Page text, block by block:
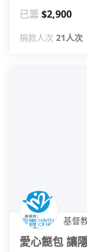
已籌 $2,900
捐款人次 21人次
基督
愛心餸包 讓